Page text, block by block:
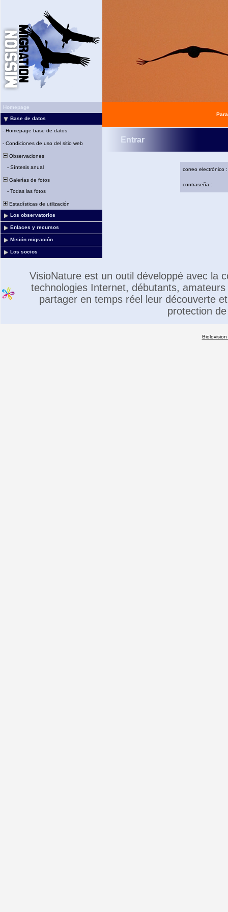
Homepage
Base de datos
- Homepage base de datos
- Condiciones de uso del sitio web
Observaciones
- Síntesis anual
Galerías de fotos
- Todas las fotos
Estadísticas de utilización
Los observatorios
Enlaces y recursos
Misión migración
Los socios
Entrar
correo electrónico :
contraseña :
VisioNature est un outil développé avec la
technologies Internet, débutants,
partager en temps réel leur découverte
protection
Biolovision